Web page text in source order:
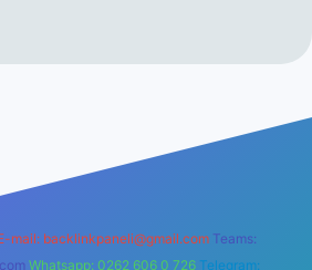
mail: backlinkpaneli@gmail.com Teams:
Whatsapp: 0262 606 0 726 Telegram: